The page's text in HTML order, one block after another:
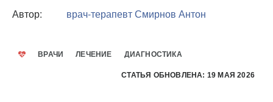
Автор:
врач-терапевтСмирнов Антон
ВРАЧИ ЛЕЧЕНИЕ ДИАГНОСТИКА
СТАТЬЯ ОБНОВЛЕНА: 19 МАЯ 2026